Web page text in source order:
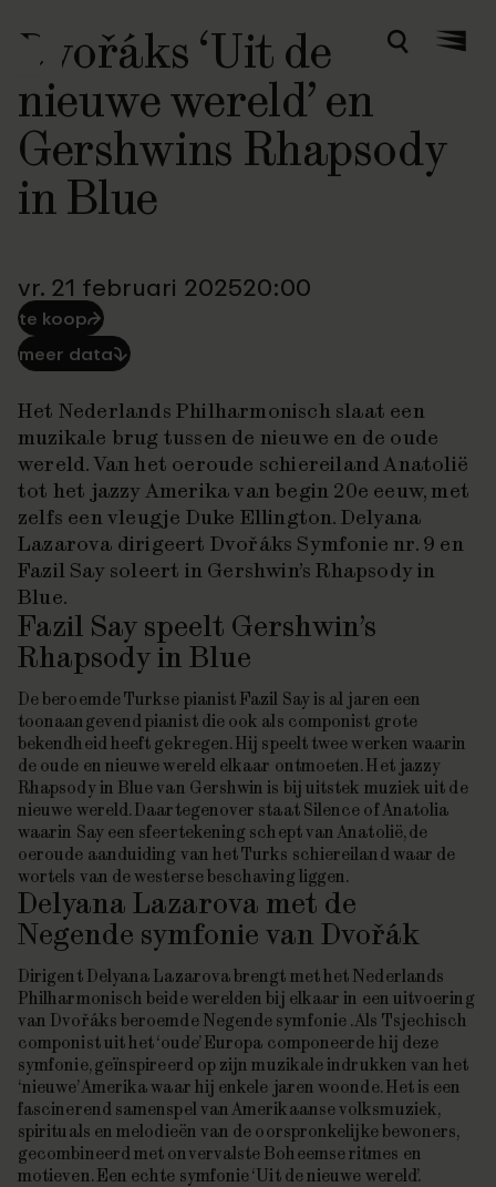
ZoekenMenu
Dvořáks ‘Uit de
nieuwe wereld’ en
Gershwins Rhapsody
in Blue
vr. 21 februari 202520:00
te koop⮫
meer data⮯
Het Nederlands Philharmonisch slaat een
muzikale brug tussen de nieuwe en de oude
wereld. Van het oeroude schiereiland Anatolië
tot het jazzy Amerika van begin 20e eeuw, met
zelfs een vleugje Duke Ellington. Delyana
Lazarova dirigeert Dvořáks Symfonie nr. 9 en
Fazil Say soleert in Gershwin’sRhapsody in
Blue.
Fazil Say speelt Gershwin’s
Rhapsody in Blue
De beroemde Turkse pianist Fazil Say is al jaren een
toonaangevend pianist die ook als componist grote
bekendheid heeft gekregen. Hij speelt twee werken waarin
de oude en nieuwe wereld elkaar ontmoeten. Het jazzy
Rhapsody in Bluevan Gershwin is bij uitstek muziek uit de
nieuwe wereld. Daartegenover staat Silence of Anatolia
waarin Say een sfeertekening schept van Anatolië, de
oeroude aanduiding van het Turks schiereiland waar de
wortels van de westerse beschaving liggen.
Delyana Lazarova met de
Negende symfonie van Dvořák
Dirigent Delyana Lazarova brengt met het Nederlands
Philharmonisch beide werelden bij elkaar in een uitvoering
van Dvořáks beroemde Negende symfonie . Als Tsjechisch
componist uit het ‘oude’ Europa componeerde hij deze
symfonie, geïnspireerd op zijn muzikale indrukken van het
‘nieuwe’ Amerika waar hij enkele jaren woonde. Het is een
fascinerend samenspel van Amerikaanse volksmuziek,
spirituals en melodieën van de oorspronkelijke bewoners,
gecombineerd met onvervalste Boheemse ritmes en
motieven. Een echte symfonie ‘Uit de nieuwe wereld’.